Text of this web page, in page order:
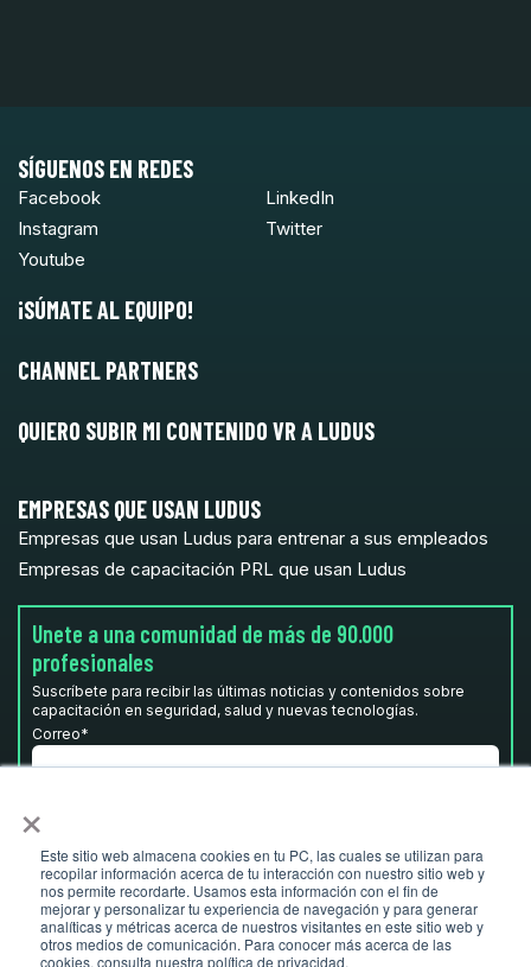
×
Este sitio web almacena cookies en tu PC, las cuales se utilizan para
recopilar información acerca de tu interacción con nuestro sitio web y
nos permite recordarte. Usamos esta información con el fin de
mejorar y personalizar tu experiencia de navegación y para generar
analíticas y métricas acerca de nuestros visitantes en este sitio web y
otros medios de comunicación. Para conocer más acerca de las
cookies, consulta nuestra política de privacidad.
SÍGUENOS EN REDES
Facebook
LinkedIn
Instagram
Twitter
Youtube
¡SÚMATE AL EQUIPO!
CHANNEL PARTNERS
QUIERO SUBIR MI CONTENIDO VR A LUDUS
EMPRESAS QUE USAN LUDUS
Empresas que usan Ludus para entrenar a sus empleados
Empresas de capacitación PRL que usan Ludus
Unete a una comunidad de más de 90.000
profesionales
Suscríbete para recibir las últimas noticias y contenidos sobre
capacitación en seguridad, salud y nuevas tecnologías.
Correo*